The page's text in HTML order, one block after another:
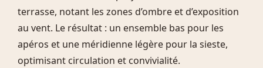
terrasse, notant les zones d’ombre et d’exposition
au vent. Le résultat : un ensemble bas pour les
apéros et une méridienne légère pour la sieste,
optimisant circulation et convivialité.